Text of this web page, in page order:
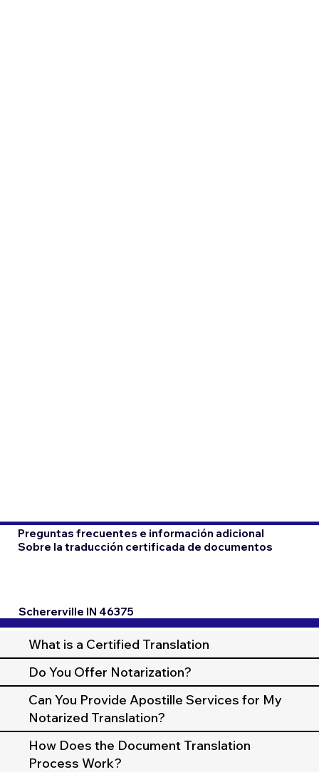
Preguntas frecuentes e información adicional
Sobre la traducción certificada de documentos
Schererville IN 46375
What is a Certified Translation
Do You Offer Notarization?
Can You Provide Apostille Services for My
Notarized Translation?
How Does the Document Translation
Process Work?